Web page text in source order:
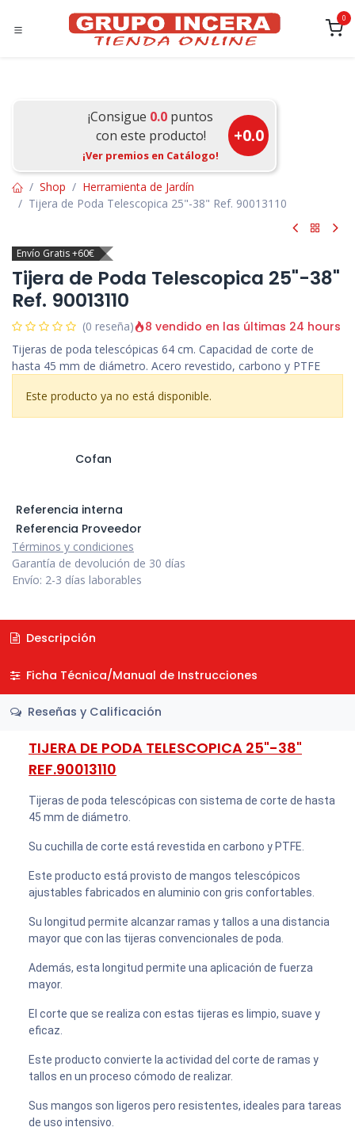
0
¡Consigue 0.0 puntos
con este producto!
¡Ver premios en Catálogo!
+0.0
Shop
Herramienta de Jardín
Tijera de Poda Telescopica 25"-38" Ref. 90013110
Envío Gratis +60€
Tijera de Poda Telescopica 25"-38"
Ref. 90013110
(0 reseña) 8 vendido en las últimas 24 hours
Tijeras de poda telescópicas 64 cm. Capacidad de corte de
hasta 45 mm de diámetro. Acero revestido, carbono y PTFE
Este producto ya no está disponible.
Cofan
Referencia interna
Referencia Proveedor
Términos y condiciones
Garantía de devolución de 30 días
Envío: 2-3 días laborables
Descripción
Ficha Técnica/Manual de Instrucciones
Reseñas y Calificación
TIJERA DE PODA TELESCOPICA 25"-38"
REF.90013110
Tijeras de poda telescópicas con sistema de corte de hasta
45 mm de diámetro.
Su cuchilla de corte está revestida en carbono y PTFE.
Este producto está provisto de mangos telescópicos
ajustables fabricados en aluminio con gris confortables.
Su longitud permite alcanzar ramas y tallos a una distancia
mayor que con las tijeras convencionales de poda.
Además, esta longitud permite una aplicación de fuerza
mayor.
El corte que se realiza con estas tijeras es limpio, suave y
eficaz.
Este producto convierte la actividad del corte de ramas y
tallos en un proceso cómodo de realizar.
Sus mangos son ligeros pero resistentes, ideales para tareas
de uso intensivo.